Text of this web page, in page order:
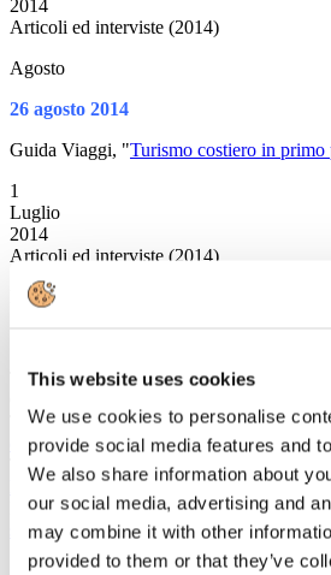
This website uses cookies
We use cookies to personalise
provide social media features and
We also share information about
our social media, advertising and
may combine it with other
provided to them or that they’ve
2014
Articoli ed interviste (2014)
Agosto
26 agosto 2014
Guida Viaggi, "Turismo costiero in primo
1
Luglio
2014
Articoli ed interviste (2014)
Luglio
TTG Italia, "Iorio: 'Gli hotel sono cari
Travelnostop, "Operatori contro
colpa delle tasse"
Travelling Interline, "Indagine Coldiretti,
l'Italia è al top in Europa per maggiore
Il Giornale del Turismo, "Iorio: italia ai
stelle"
2 luglio 2014